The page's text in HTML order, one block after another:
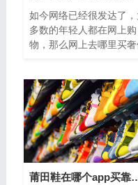
如今网络已经很发达了，
多数的年轻人都在网上购
物，那么网上去哪里买奢
新，款式多，实...
莆田鞋在哪个app买靠谱，推